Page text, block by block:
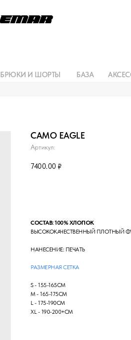
БАЗА
БРЮКИ И ШОРТЫ
CAMO EAGLE
Артикул:
7400.00 ₽
СОСТАВ: 100% ХЛОПОК
ВЫСОКОКАЧЕСТВЕННЫЙ ПЛОТНЫЙ
НАНЕСЕНИЕ: ПЕЧАТЬ
РАЗМЕРНАЯ СЕТКА
S - 155-165СМ
М - 165-175СМ
L - 175-190СМ
XL - 190-200+СМ